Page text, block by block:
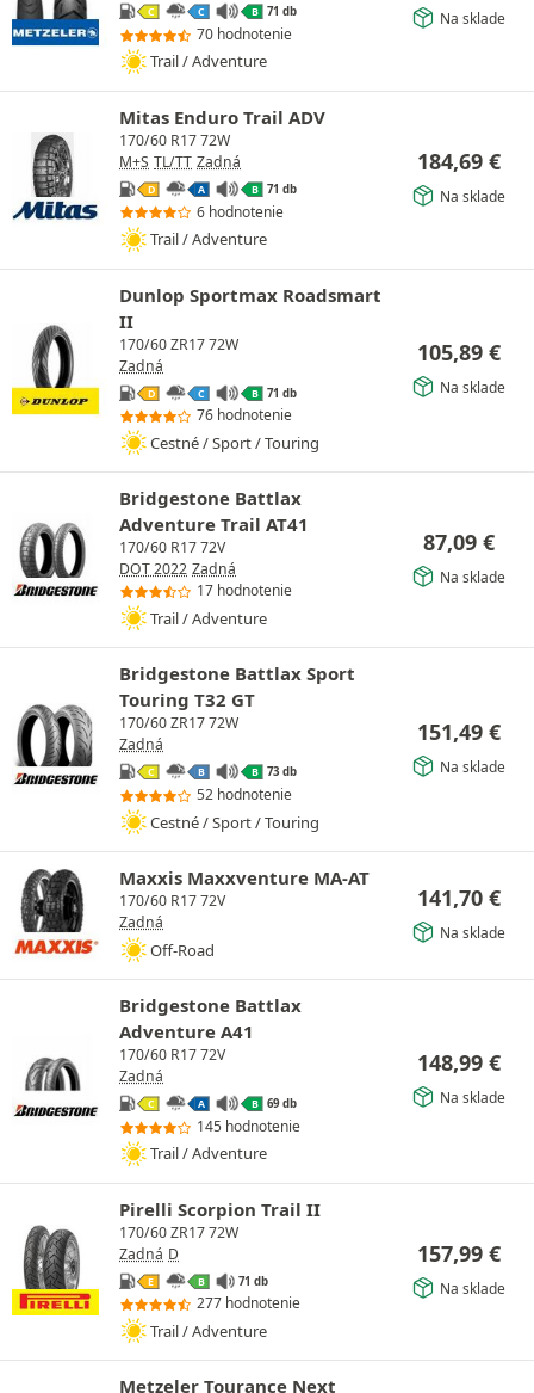
C C B 71 db
70 hodnotenie
Trail / Adventure
Na sklade
Mitas Enduro Trail ADV
170/60 R17 72W
M+S TL/TT Zadná
D A B 71 db
6 hodnotenie
Trail / Adventure
184,69 €
Na sklade
Dunlop Sportmax Roadsmart
II
170/60 ZR17 72W
Zadná
D C B 71 db
76 hodnotenie
Cestné / Sport / Touring
105,89 €
Na sklade
Bridgestone Battlax
Adventure Trail AT41
170/60 R17 72V
DOT 2022 Zadná
17 hodnotenie
Trail / Adventure
87,09 €
Na sklade
Bridgestone Battlax Sport
Touring T32 GT
170/60 ZR17 72W
Zadná
C B B 73 db
52 hodnotenie
Cestné / Sport / Touring
151,49 €
Na sklade
Maxxis Maxxventure MA-AT
170/60 R17 72V
Zadná
Off-Road
141,70 €
Na sklade
Bridgestone Battlax
Adventure A41
170/60 R17 72V
Zadná
C A B 69 db
145 hodnotenie
Trail / Adventure
148,99 €
Na sklade
Pirelli Scorpion Trail II
170/60 ZR17 72W
Zadná D
E B 71 db
277 hodnotenie
Trail / Adventure
157,99 €
Na sklade
Metzeler Tourance Next